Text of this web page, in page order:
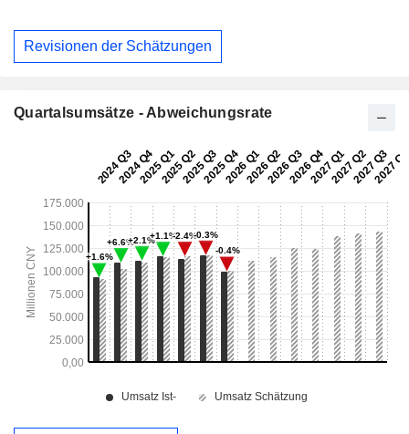
Revisionen der Schätzungen
Quartalsumsätze - Abweichungsrate